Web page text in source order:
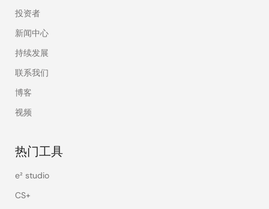
投资者
新闻中心
持续发展
联系我们
博客
视频
热门工具
e² studio
CS+